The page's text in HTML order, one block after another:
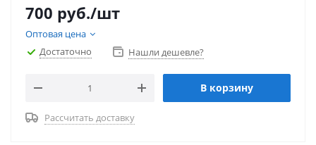
700 руб./шт
Оптовая цена
Достаточно
Нашли дешевле?
В корзину
Рассчитать доставку